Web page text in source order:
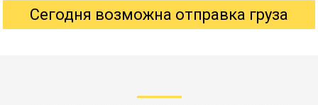
Сегодня возможна отправка груза